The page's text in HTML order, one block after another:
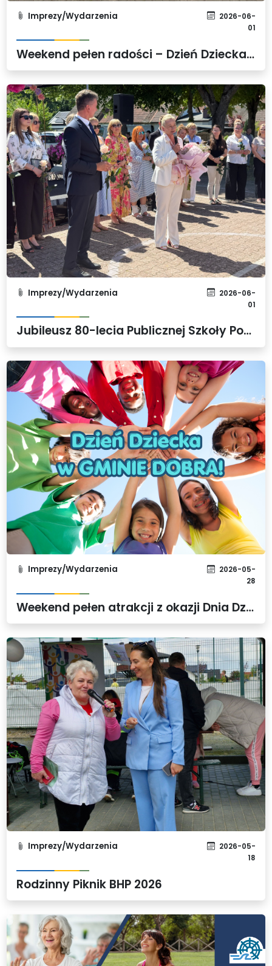
Imprezy/Wydarzenia
2026-06-
01
Weekend pełen radości – Dzień Dziecka w Gminie Dobra
Imprezy/Wydarzenia
2026-06-
01
Jubileusz 80-lecia Publicznej Szkoły Podstawowej w Rzędzinach
Imprezy/Wydarzenia
2026-05-
28
Weekend pełen atrakcji z okazji Dnia Dziecka w Gminie Dobra
Imprezy/Wydarzenia
2026-05-
18
Rodzinny Piknik BHP 2026